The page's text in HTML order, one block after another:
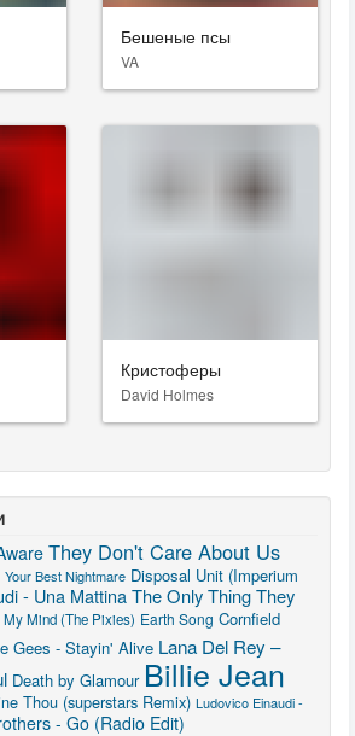
Бешеные псы
VA
Кристоферы
David Holmes
They Don't Care About Us
Your Best Nightmare Disposal Unit (Imperium
- Una MattinaThe Only Thing They
My Mind (The Pixies) Earth Song Cornfield
Gees - Stayin' Alive Lana Del Rey –
Death by Glamour Billie Jean
Thou (superstars Remix) Ludovico Einaudi -
- Go (Radio Edit)